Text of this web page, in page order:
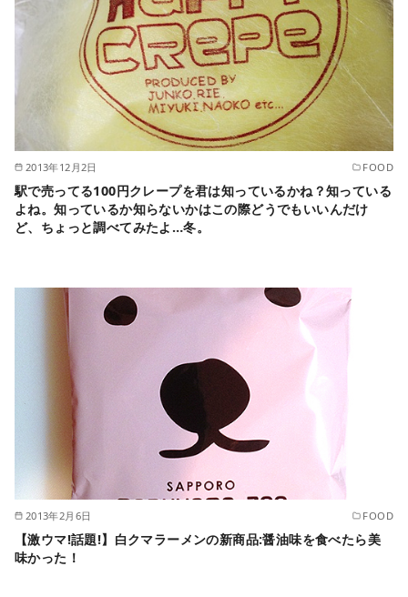
2013年12月2日 FOOD
駅で売ってる100円クレープを君は知っているかね？知っている
よね。知っているか知らないかはこの際どうでもいいんだけ
ど、ちょっと調べてみたよ…冬。
2013年2月6日 FOOD
【激ウマ!話題!】白クマラーメンの新商品:醤油味を食べたら美
味かった！